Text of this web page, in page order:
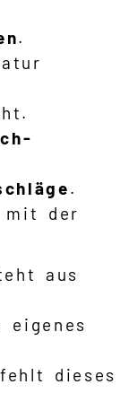
.
.
mit der
aus
eigenes
dieses